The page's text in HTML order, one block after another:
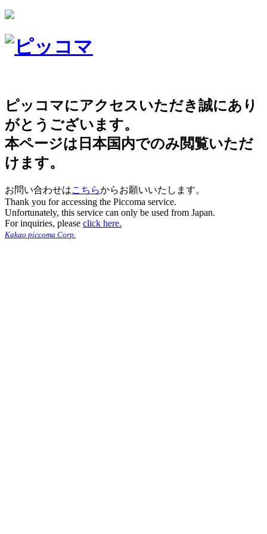
ピッコマにアクセスいただき誠にあり
がとうございます。
本ページは日本国内でのみ閲覧いただ
けます。
お問い合わせはこちらからお願いいたします。
Thank you for accessing the Piccoma service.
Unfortunately, this service can only be used from Japan.
For inquiries, please click here.
Kakao piccoma Corp.